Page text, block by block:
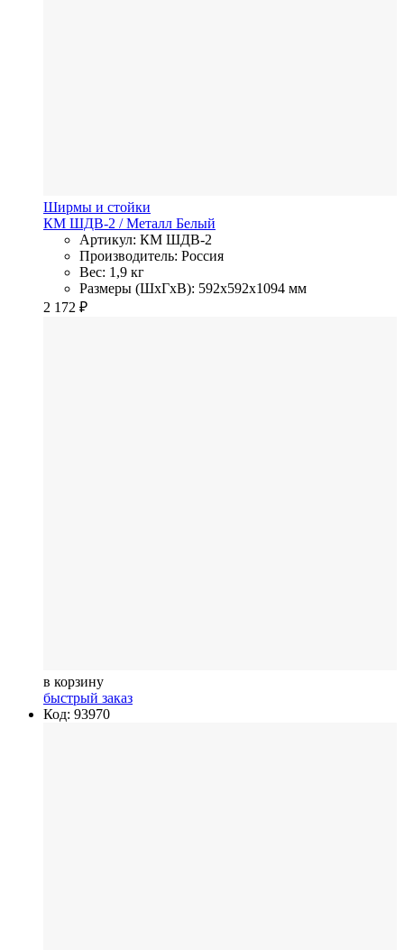
Ширмы и стойки
КМ ШДВ-2 / Металл Белый
Артикул: КМ ШДВ-2
Производитель: Россия
Вес: 1,9 кг
Размеры (ШхГхВ): 592x592x1094 мм
2 172 ₽
в корзину
быстрый заказ
Код: 93970